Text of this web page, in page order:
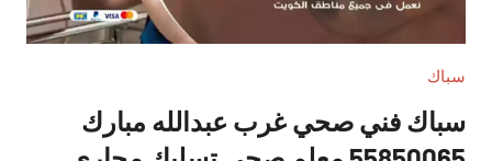
سباك
سباك فني صحي غرب عبدالله مبارك